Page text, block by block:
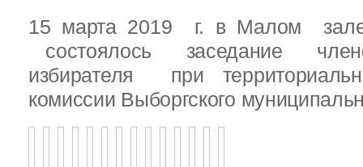
15 марта 2019 г. в Малом
состоялось заседание
избирателя при
комиссии Выборгского